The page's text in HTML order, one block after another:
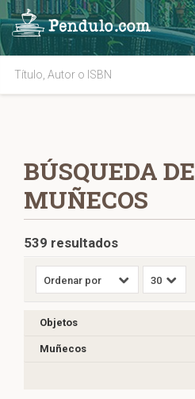
BÚSQUEDA DE
MUÑECOS
539 resultados
Objetos
Muñecos